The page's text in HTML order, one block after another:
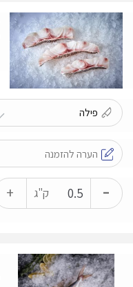
לבן
-
כמות
של
לוקוס
לבן
ק"ג +